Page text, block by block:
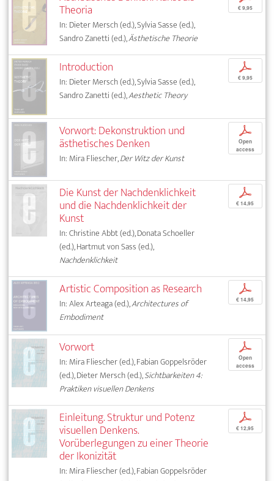
Theoria
In: Dieter Mersch (ed.), Sylvia Sasse (ed.),
Sandro Zanetti (ed.),Ästhetische Theorie
€ 9,95
Introduction
In: Dieter Mersch (ed.), Sylvia Sasse (ed.),
Sandro Zanetti (ed.),Aesthetic Theory
p
€ 9,95
Vorwort: Dekonstruktion und
ästhetisches Denken
In: Mira Fliescher,Der Witz der Kunst
p
Open
access
Die Kunst der Nachdenklichkeit
und die Nachdenklichkeit der
Kunst
In: Christine Abbt (ed.), Donata Schoeller
(ed.), Hartmut von Sass (ed.),
Nachdenklichkeit
p
€ 14,95
Artistic Composition as Research
In: Alex Arteaga (ed.),Architectures of
Embodiment
p
€ 14,95
Vorwort
In: Mira Fliescher (ed.), Fabian Goppelsröder
(ed.), Dieter Mersch (ed.),Sichtbarkeiten 4:
Praktiken visuellen Denkens
p
Open
access
Einleitung. Struktur und Potenz
visuellen Denkens.
Vorüberlegungen zu einer Theorie
der Ikonizität
In: Mira Fliescher (ed.), Fabian Goppelsröder
p
€ 12,95